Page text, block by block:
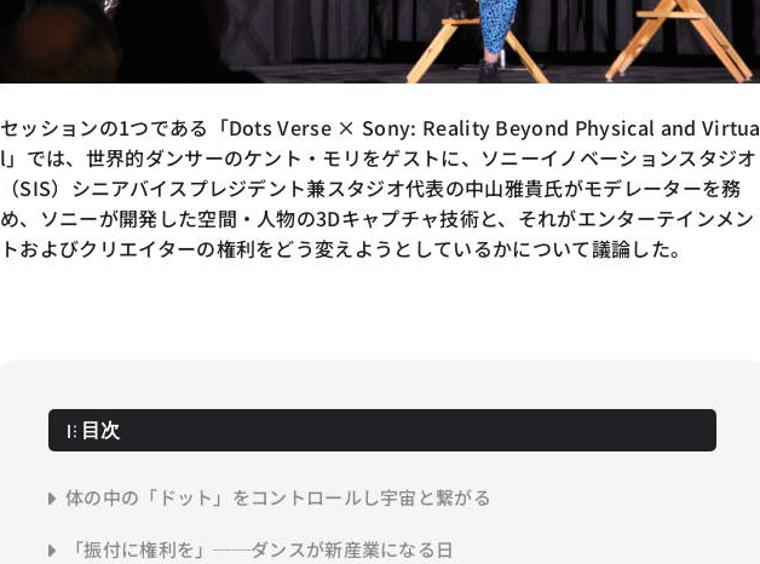
セッションの1つである「Dots Verse × Sony: Reality Beyond Physical and Virtua
l」では、世界的ダンサーのケント・モリをゲストに、ソニーイノベーションスタジオ
（SIS）シニアバイスプレジデント兼スタジオ代表の中山雅貴氏がモデレーターを務
め、ソニーが開発した空間・人物の3Dキャプチャ技術と、それがエンターテインメン
トおよびクリエイターの権利をどう変えようとしているかについて議論した。
目次
体の中の「ドット」をコントロールし宇宙と繋がる
「振付に権利を」──ダンスが新産業になる日